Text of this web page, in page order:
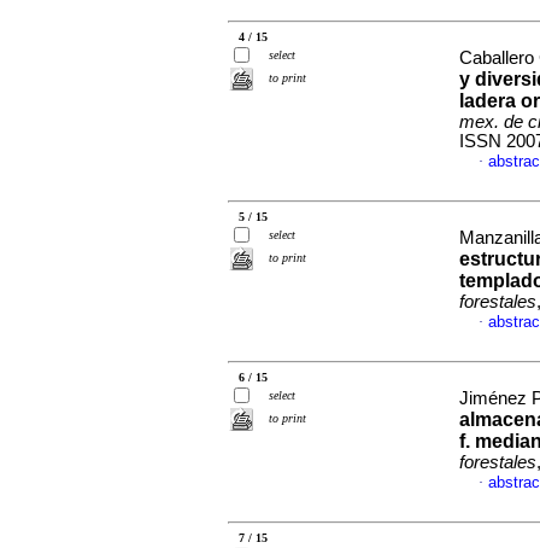
4 / 15
select
to print
y
ladera
mex. de
ISSN
·
5 / 15
select
to print
forestales
·
6 / 15
select
to print
Jiménez
f.
forestales
·
7 / 15